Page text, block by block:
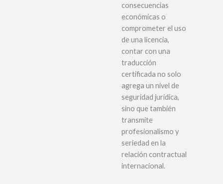
consecuencias
económicas o
comprometer el uso
de una licencia,
contar con una
traducción
certificada no solo
agrega un nivel de
seguridad jurídica,
sino que también
transmite
profesionalismo y
seriedad en la
relación contractual
internacional.